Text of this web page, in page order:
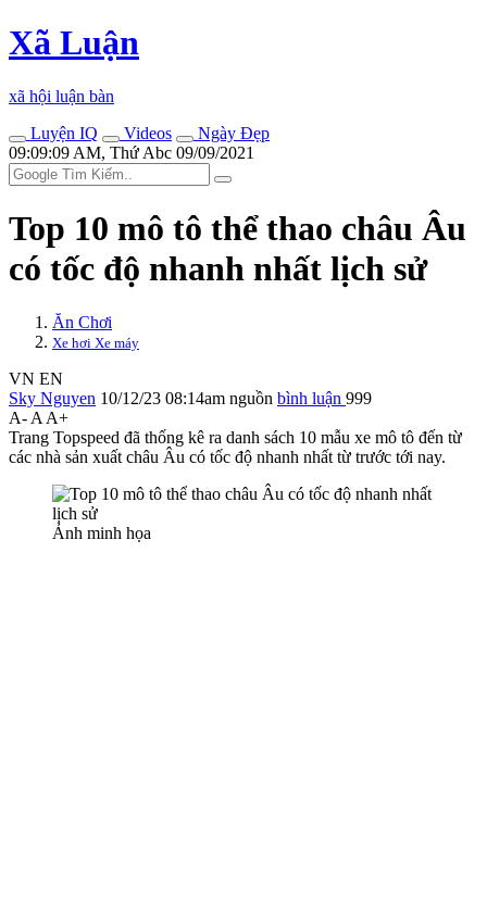
Xã Luận
xã hội luận bàn
Luyện IQ
Videos
Ngày Đẹp
09:09:09 AM, Thứ Abc 09/09/2021
Top 10 mô tô thể thao châu Âu
có tốc độ nhanh nhất lịch sử
Ăn Chơi
Xe hơi Xe máy
VN EN
Sky Nguyen 10/12/23 08:14am nguồn bình luận 999
A- A A+
Trang Topspeed đã thống kê ra danh sách 10 mẫu xe mô tô đến từ
các nhà sản xuất châu Âu có tốc độ nhanh nhất từ trước tới nay.
Ảnh minh họa